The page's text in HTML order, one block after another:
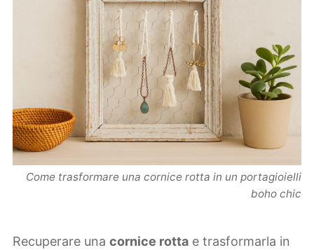
Come trasformare una cornice rotta in un portagioielli
boho chic
Recuperare una cornice rotta e trasformarla in